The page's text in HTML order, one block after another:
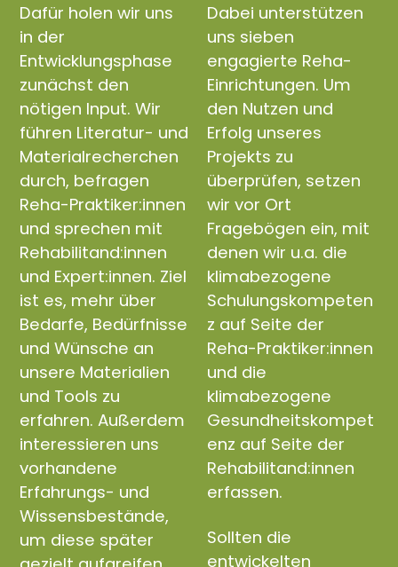
Dafür holen wir uns
in der
Entwicklungsphase
zunächst den
nötigen Input. Wir
führen Literatur- und
Materialrecherchen
durch, befragen
Reha-Praktiker:innen
und sprechen mit
Rehabilitand:innen
und Expert:innen. Ziel
ist es, mehr über
Bedarfe, Bedürfnisse
und Wünsche an
unsere Materialien
und Tools zu
erfahren. Außerdem
interessieren uns
vorhandene
Erfahrungs- und
Wissensbestände,
um diese später
Dabei unterstützen
uns sieben
engagierte Reha-
Einrichtungen. Um
den Nutzen und
Erfolg unseres
Projekts zu
überprüfen, setzen
wir vor Ort
Fragebögen ein, mit
denen wir u.a. die
klimabezogene
Schulungskompeten
z auf Seite der
Reha-Praktiker:innen
und die
klimabezogene
Gesundheitskompet
enz auf Seite der
Rehabilitand:innen
erfassen.
Sollten die
entwickelten